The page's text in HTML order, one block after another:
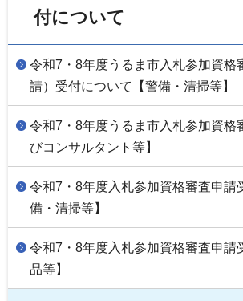
付について
令和7・8年度うるま市入札参加資格
請）受付について【警備・清掃等】
令和7・8年度うるま市入札参加資格
びコンサルタント等】
令和7・8年度入札参加資格審査申請
備・清掃等】
令和7・8年度入札参加資格審査申請
品等】